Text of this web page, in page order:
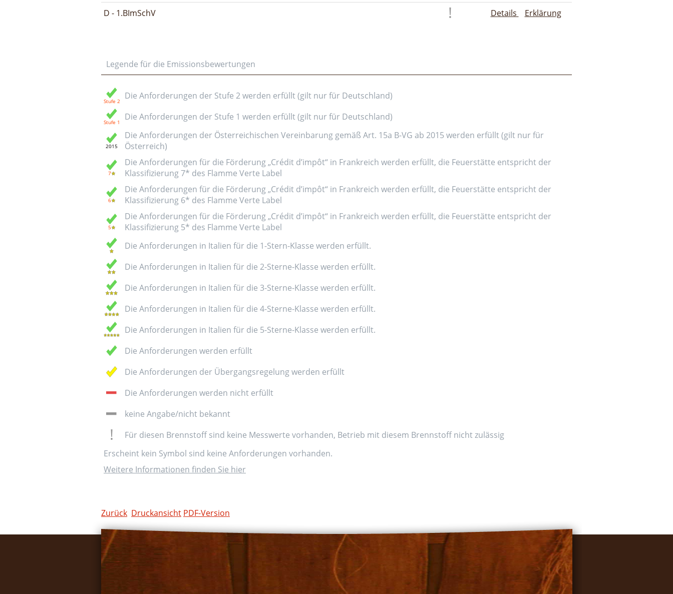
D - 1.BImSchV
Details Erklärung
Legende für die Emissionsbewertungen
Die Anforderungen der Stufe 2 werden erfüllt (gilt nur für Deutschland)
Die Anforderungen der Stufe 1 werden erfüllt (gilt nur für Deutschland)
Die Anforderungen der Österreichischen Vereinbarung gemäß Art. 15a B-VG ab 2015 werden erfüllt (gilt nur für
Österreich)
Die Anforderungen für die Förderung „Crédit d’impôt“ in Frankreich werden erfüllt, die Feuerstätte entspricht der
Klassifizierung 7* des Flamme Verte Label
Die Anforderungen für die Förderung „Crédit d’impôt“ in Frankreich werden erfüllt, die Feuerstätte entspricht der
Klassifizierung 6* des Flamme Verte Label
Die Anforderungen für die Förderung „Crédit d’impôt“ in Frankreich werden erfüllt, die Feuerstätte entspricht der
Klassifizierung 5* des Flamme Verte Label
Die Anforderungen in Italien für die 1-Stern-Klasse werden erfüllt.
Die Anforderungen in Italien für die 2-Sterne-Klasse werden erfüllt.
Die Anforderungen in Italien für die 3-Sterne-Klasse werden erfüllt.
Die Anforderungen in Italien für die 4-Sterne-Klasse werden erfüllt.
Die Anforderungen in Italien für die 5-Sterne-Klasse werden erfüllt.
Die Anforderungen werden erfüllt
Die Anforderungen der Übergangsregelung werden erfüllt
Die Anforderungen werden nicht erfüllt
keine Angabe/nicht bekannt
Für diesen Brennstoff sind keine Messwerte vorhanden, Betrieb mit diesem Brennstoff nicht zulässig
Erscheint kein Symbol sind keine Anforderungen vorhanden.
Weitere Informationen finden Sie hier
Zurück Druckansicht PDF-Version